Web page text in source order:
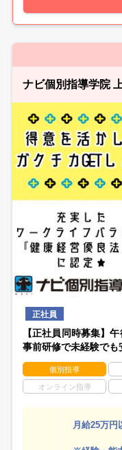
ナビ個別指導学院
正社員
【正社員同時募集】
事前研修で未経験で
個別指導
オンライン指導
月給25万円